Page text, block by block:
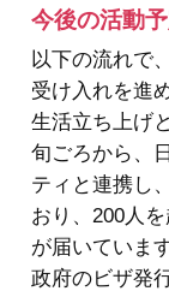
今後の活動
以下の流れで
受け入れを進
生活立ち上げ
旬ごろから、
ティと連携し
おり、200人
が届いていま
政府のビザ発